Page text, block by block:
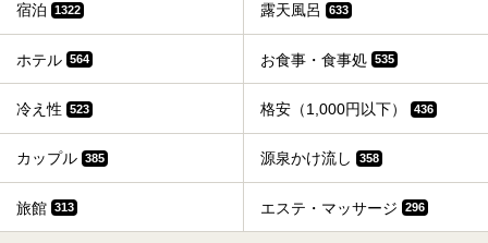
宿泊 1322 露天風呂 633
ホテル 564 お食事・食事処 535
冷え性 523 格安（1,000円以下） 436
カップル 385 源泉かけ流し 358
旅館 313 エステ・マッサージ 296